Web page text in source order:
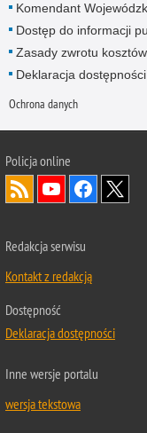
Komendant
Dostęp do informacji
Zasady zwrotu
Deklaracja
Ochrona danych
Policja online
Redakcja serwisu
Kontakt z redakcją
Dostępność
Deklaracja dostępności
Inne wersje portalu
wersja tekstowa